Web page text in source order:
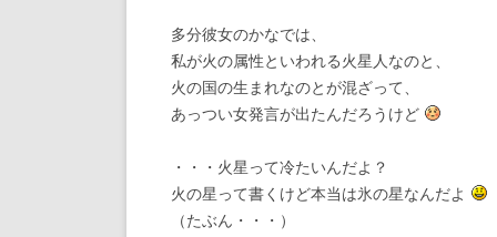
多分彼女のかなでは、
私が火の属性といわれる火星人なのと、
火の国の生まれなのとが混ざって、
あっつい女発言が出たんだろうけど
・・・火星って冷たいんだよ？
火の星って書くけど本当は氷の星なんだよ
（たぶん・・・）